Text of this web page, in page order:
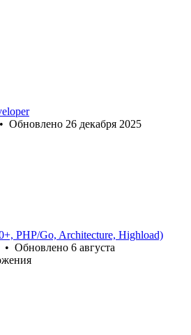
• Обновлено 26 декабря 2025
PHP/Go, Architecture, Highload)
• Обновлено 6 августа